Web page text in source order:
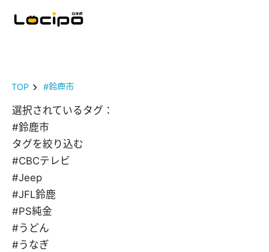
TOP #鈴鹿市
選択されているタグ：
#鈴鹿市
タグを絞り込む
#CBCテレビ
#Jeep
#JFL鈴鹿
#PS純金
#うどん
#うなぎ